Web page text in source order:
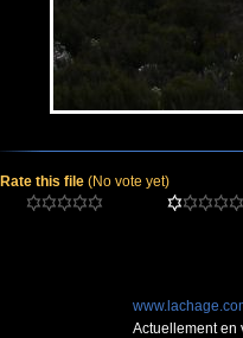
Rate this file (No vote yet)
Actuellement en